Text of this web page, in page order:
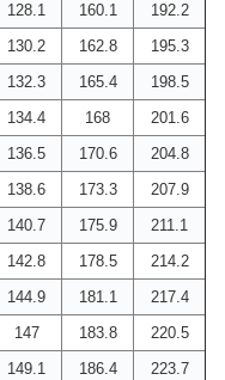
128.1 160.1
192.2
130.2 162.8
195.3
132.3 165.4
198.5
134.4 168
201.6
136.5 170.6
204.8
138.6 173.3
207.9
140.7 175.9
211.1
142.8 178.5
214.2
144.9 181.1
217.4
147 183.8
220.5
149.1 186.4
223.7